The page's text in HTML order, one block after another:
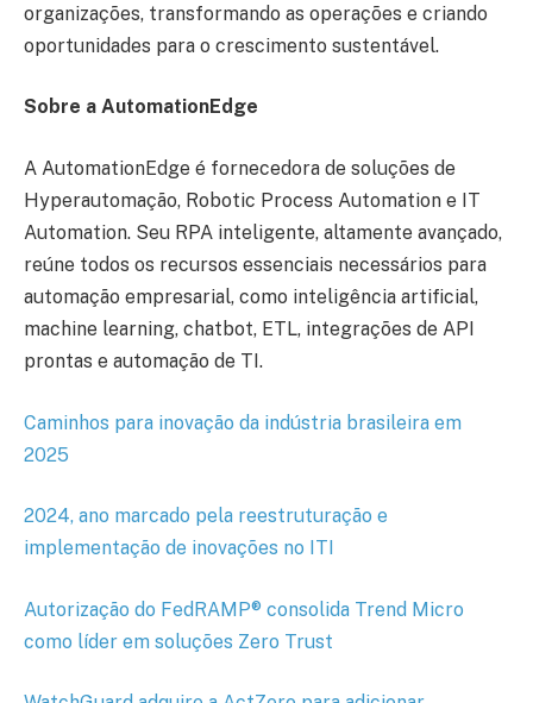
organizações, transformando as operações e criando
oportunidades para o crescimento sustentável.
Sobre a AutomationEdge
A AutomationEdge é fornecedora de soluções de
Hyperautomação, Robotic Process Automation e IT
Automation. Seu RPA inteligente, altamente avançado,
reúne todos os recursos essenciais necessários para
automação empresarial, como inteligência artificial,
machine learning, chatbot, ETL, integrações de API
prontas e automação de TI.
Caminhos para inovação da indústria brasileira em
2025
2024, ano marcado pela reestruturação e
implementação de inovações no ITI
Autorização do FedRAMP® consolida Trend Micro
como líder em soluções Zero Trust